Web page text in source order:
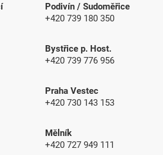
Podivín / Sudoměřice
+420 739 180 350
Bystřice p. Host.
+420 739 776 956
Praha Vestec
+420 730 143 153
Mělník
+420 727 949 111